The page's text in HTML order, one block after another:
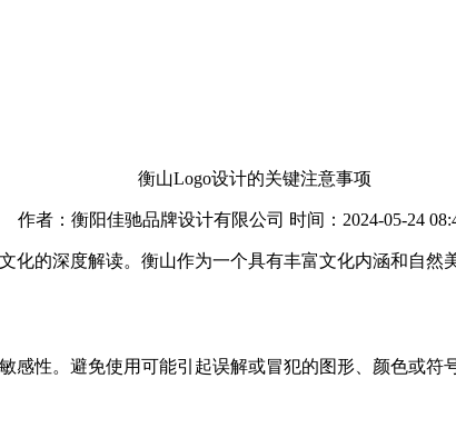
衡山Logo设计的关键注意事项
作者：衡阳佳驰品牌设计有限公司 时间：2024-05-24
化的深度解读。衡山作为一个具有丰富文化内涵和自
感性。避免使用可能引起误解或冒犯的图形、颜色或符